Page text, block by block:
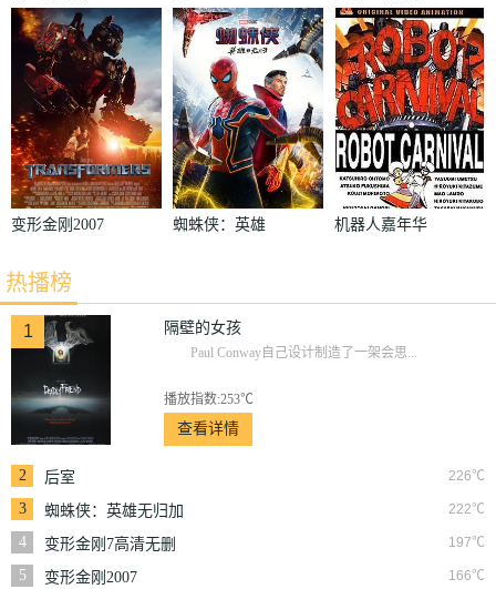
清无删减版
变形金刚2007
蜘蛛侠：英雄
机器人嘉年华
热播榜
1 隔壁的女孩
Paul Conway自己设计制造了一架会思...
播放指数:253℃
查看详情
2 226℃
后室
3
222℃
蜘蛛侠：英雄无归加
长版
4 197℃
变形金刚7高清无删
减版
5 166℃
变形金刚2007